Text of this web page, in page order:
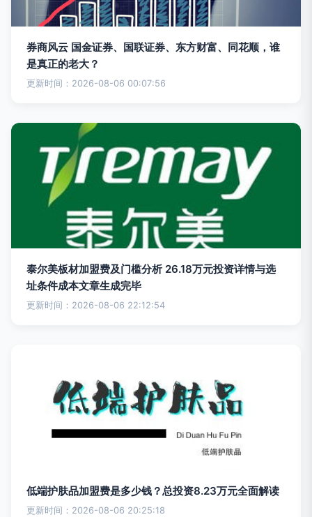
券商风云 国金证券、国联证券、东方财富、同花顺，谁
是真正的老大？
更新时间：2026-08-06 00:07:56
泰尔美板材加盟费及门槛分析 26.18万元投资详情与选
址条件成本文章生成完毕
更新时间：2026-08-06 22:12:54
低端护肤品加盟费是多少钱？总投资8.23万元全面解读
更新时间：2026-08-06 20:25:18